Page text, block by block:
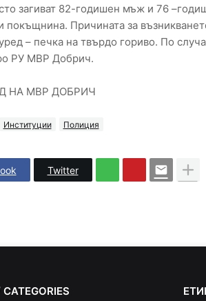
загиват 82-годишен мъж и 76
покъщнина. Причината за
– печка на твърдо гориво. По
РУ МВР Добрич.
НА МВР ДОБРИЧ
Институции Полиция
Twitter